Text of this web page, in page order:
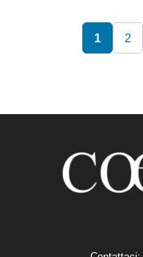
1 2